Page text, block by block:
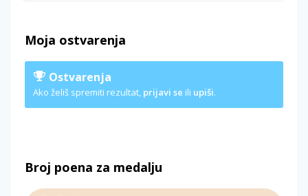
Moja ostvarenja
Ostvarenja
Ako želiš spremiti rezultat, prijavi se ili upiši.
Broj poena za medalju